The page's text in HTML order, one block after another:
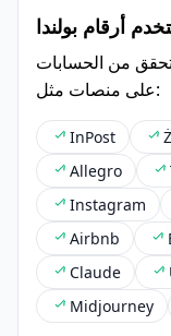
أرقام بولندا
من الحسابات
على منصات مثل:
InPost
Allegro
Instagram
Airbnb
Claude
Midjourney